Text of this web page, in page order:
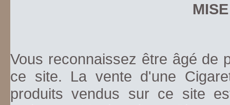
Vous reconnaissez être âgé de
ce site. La vente d'une
produits vendus sur ce site